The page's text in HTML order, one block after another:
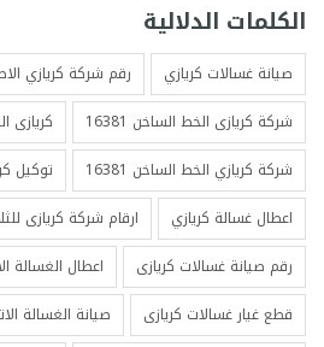
الكلمات الدلالية
صيانة غسالات كريازي
رقم شركة كريازي
شركة كريازى الخط الساخن 16381
كريازى
شركة كريازي الخط الساخن 16381
توكيل
اعطال غسالة كريازي
ارقام شركة كريازى
رقم صيانة غسالات كريازى
اعطال الغسالة
قطع غيار غسالات كريازى
صيانة الغسالة